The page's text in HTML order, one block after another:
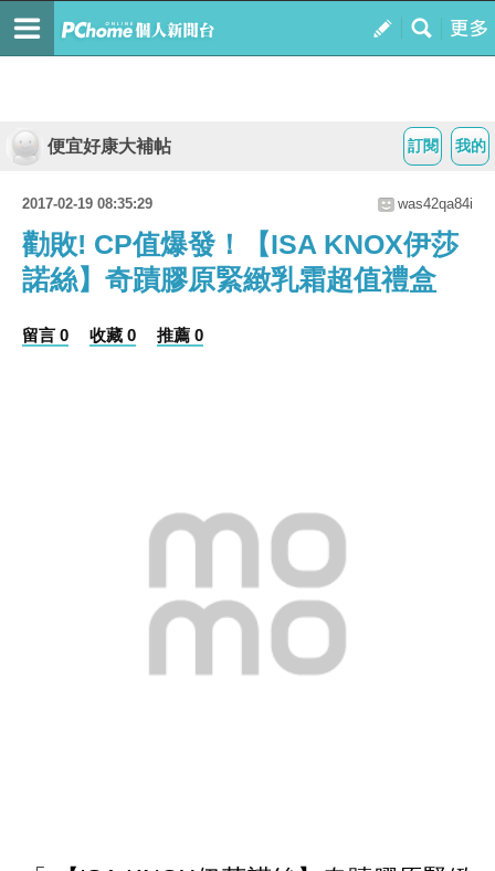
我的
訂閱
便宜好康大補帖
2017-02-19 08:35:29 was42qa84i
勸敗! CP值爆發！【ISA KNOX伊莎
諾絲】奇蹟膠原緊緻乳霜超值禮盒
留言 0 收藏 0 推薦 0